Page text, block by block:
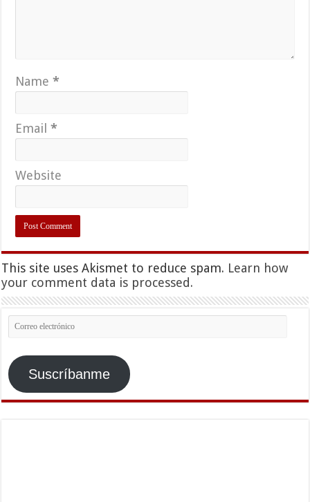
Name*
Email*
Website
This site uses Akismet to reduce spam. Learn how
your comment data is processed.
Correo
electrónico
Suscríbanme